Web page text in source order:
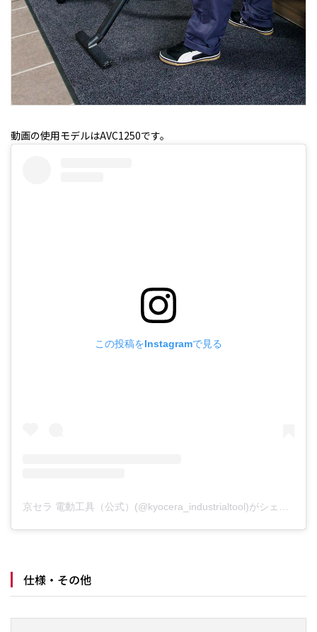
動画の使用モデルはAVC1250です。
この投稿をInstagramで見る
京セラ 電動工具（公式）(@kyocera_industrialtool)がシェアした投稿
仕様・その他